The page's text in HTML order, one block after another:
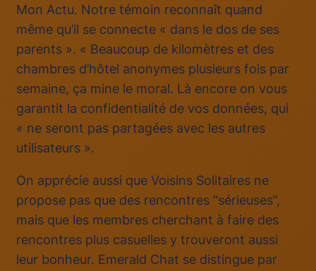
Mon Actu. Notre témoin reconnaît quand
même qu’il se connecte « dans le dos de ses
parents ». « Beaucoup de kilomètres et des
chambres d’hôtel anonymes plusieurs fois par
semaine, ça mine le moral. Là encore on vous
garantit la confidentialité de vos données, qui
« ne seront pas partagées avec les autres
utilisateurs ».
On apprécie aussi que Voisins Solitaires ne
propose pas que des rencontres “sérieuses”,
mais que les membres cherchant à faire des
rencontres plus casuelles y trouveront aussi
leur bonheur. Emerald Chat se distingue par